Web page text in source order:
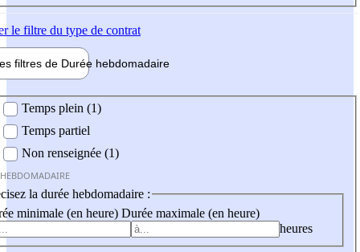
le filtre du type de contrat
filtres de Durée hebdomadaire
Temps plein (1)
Temps partiel
Non renseignée (1)
la durée hebdomadaire :
minimale (en heure) Durée maximale (en heure)
heures